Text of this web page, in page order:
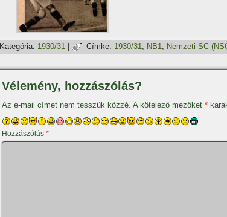
Kategória: 1930/31 Címke: 1930/31, NB1, Nemzeti SC
Vélemény, hozzászólás?
Az e-mail címet nem tesszük közzé. A kötelező mezőket *
Hozzászólás *